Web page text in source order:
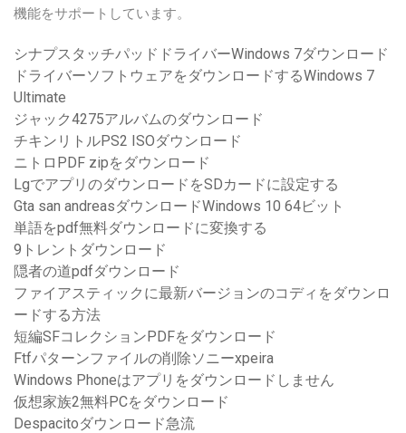
機能をサポートしています。
シナプスタッチパッドドライバーWindows 7ダウンロード
ドライバーソフトウェアをダウンロードするWindows 7
Ultimate
ジャック4275アルバムのダウンロード
チキンリトルPS2 ISOダウンロード
ニトロPDF zipをダウンロード
LgでアプリのダウンロードをSDカードに設定する
Gta san andreasダウンロードWindows 10 64ビット
単語をpdf無料ダウンロードに変換する
9トレントダウンロード
隠者の道pdfダウンロード
ファイアスティックに最新バージョンのコディをダウンロ
ードする方法
短編SFコレクションPDFをダウンロード
Ftfパターンファイルの削除ソニーxpeira
Windows Phoneはアプリをダウンロードしません
仮想家族2無料PCをダウンロード
Despacitoダウンロード急流